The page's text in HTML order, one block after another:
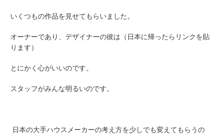
いくつもの作品を見せてもらいました。
オーナーであり、デザイナーの彼は（日本に帰ったらリンクを貼
ります）
とにかく心がいいのです。
スタッフがみんな明るいのです。
日本の大手ハウスメーカーの考え方を少しでも変えてもらうの